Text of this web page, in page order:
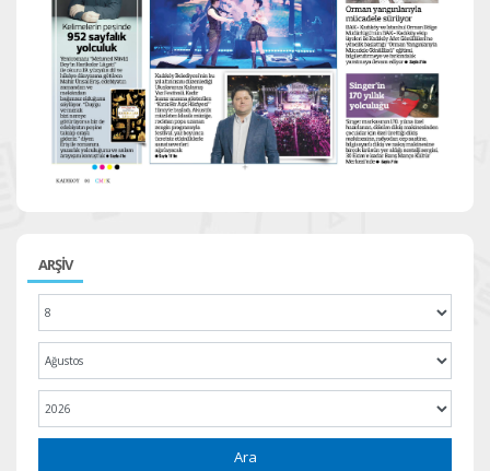
ARŞİV
Ara